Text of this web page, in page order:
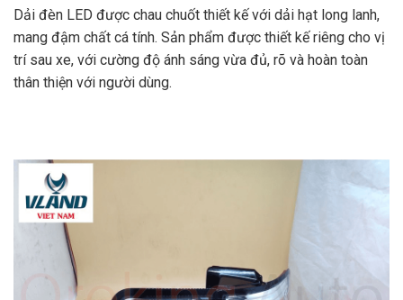
Dải đèn LED được chau chuốt thiết kế với dải hạt long lanh,
mang đậm chất cá tính. Sản phẩm được thiết kế riêng cho vị
trí sau xe, với cường độ ánh sáng vừa đủ, rõ và hoàn toàn
thân thiện với người dùng.